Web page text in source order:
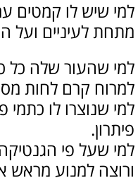
למי שיש לו קמטים
מתחת לעיניים ועל
למי שהעור שלה כל
למרוח קרם לחות
למי שנוצרו לו
פיתרון.
למי שעל פי
ורוצה למנוע מראש